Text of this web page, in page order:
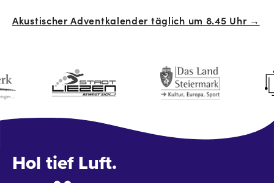
Akustischer Adventkalender täglich um 8.45 Uhr →
Hol tief Luft.